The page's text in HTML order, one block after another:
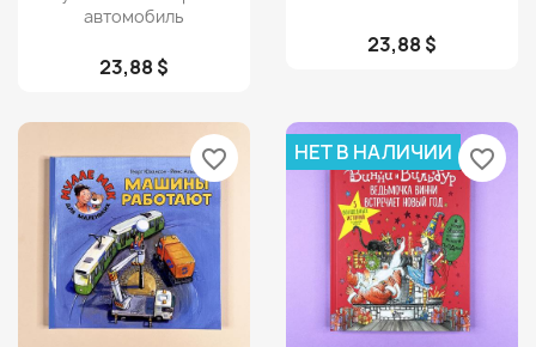
автомобиль
23,88 $
23,88 $
favorite_border НЕТ В НАЛИЧИИ favorite_border